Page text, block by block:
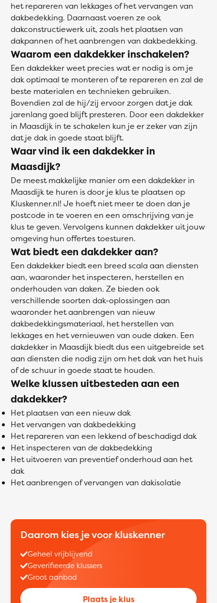
het repareren van lekkages of het vervangen van
dakbedekking. Daarnaast voeren ze ook
dakconstructiewerk uit, zoals het plaatsen van
dakpannen of het aanbrengen van dakbedekking.
Waarom een dakdekker inschakelen?
Een dakdekker weet precies wat er nodig is om je
dak optimaal te monteren of te repareren en zal de
beste materialen en technieken gebruiken.
Bovendien zal de hij/zij ervoor zorgen dat je dak
jarenlang goed blijft presteren. Door een dakdekker
in Maasdijk in te schakelen kun je er zeker van zijn
dat je dak in goede staat blijft.
Waar vind ik een dakdekker in
Maasdijk?
De meest makkelijke manier om een dakdekker in
Maasdijk te huren is door je klus te plaatsen op
Kluskenner.nl! Je hoeft niet meer te doen dan je
postcode in te voeren en een omschrijving van je
klus te geven. Vervolgens kunnen dakdekker uit jouw
omgeving hun offertes toesturen.
Wat biedt een dakdekker aan?
Een dakdekker biedt een breed scala aan diensten
aan, waaronder het inspecteren, herstellen en
onderhouden van daken. Ze bieden ook
verschillende soorten dak-oplossingen aan
waaronder het aanbrengen van nieuw
dakbedekkingsmateriaal, het herstellen van
lekkages en het vernieuwen van oude daken. Een
dakdekker in Maasdijk biedt dus een uitgebreide set
aan diensten die nodig zijn om het dak van het huis
of de schuur in goede staat te houden.
Welke klussen uitbesteden aan een
dakdekker?
Het plaatsen van een nieuw dak
Het vervangen van dakbedekking
Het repareren van een lekkend of beschadigd dak
Het inspecteren van de dakbedekking
Het uitvoeren van preventief onderhoud aan het
dak
Het aanbrengen of vervangen van dakisolatie
Daarom kies je voor kluskenner
Geheel vrijblijvend
Geverifieerde klussers
Groot aanbod
Plaats je klus